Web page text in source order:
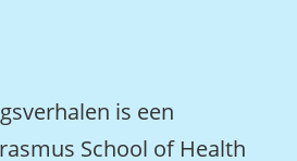
is een
School of Health